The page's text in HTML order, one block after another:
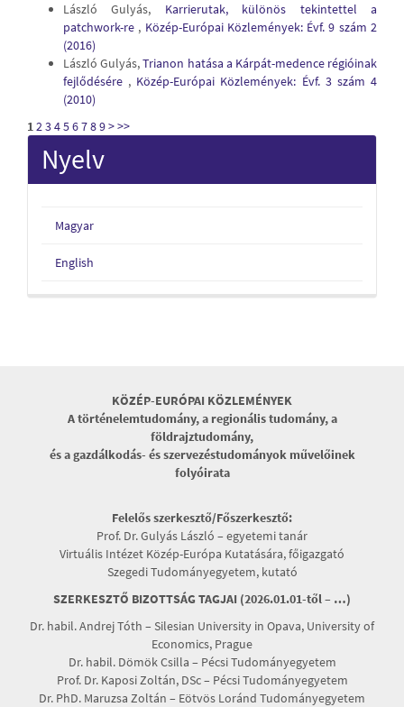
László Gulyás, Karrierutak, különös tekintettel a
patchwork-re , Közép-Európai Közlemények: Évf. 9 szám 2
(2016)
László Gulyás,Trianon hatása a Kárpát-medence régióinak
fejlődésére , Közép-Európai Közlemények: Évf. 3 szám 4
(2010)
123456789>>>
Nyelv
Magyar
English
KÖZÉP-EURÓPAI KÖZLEMÉNYEK
A történelemtudomány, a regionális tudomány, a
földrajztudomány,
és a gazdálkodás- és szervezéstudományok művelőinek
folyóirata
Felelős szerkesztő/Főszerkesztő:
Prof. Dr. Gulyás László – egyetemi tanár
Virtuális Intézet Közép-Európa Kutatására, főigazgató
Szegedi Tudományegyetem, kutató
SZERKESZTŐ BIZOTTSÁG TAGJAI (2026.01.01-től – …)
Dr. habil. Andrej Tóth – Silesian University in Opava, University of
Economics, Prague
Dr. habil. Dömök Csilla – Pécsi Tudományegyetem
Prof. Dr. Kaposi Zoltán, DSc – Pécsi Tudományegyetem
Dr. PhD. Maruzsa Zoltán – Eötvös Loránd Tudományegyetem